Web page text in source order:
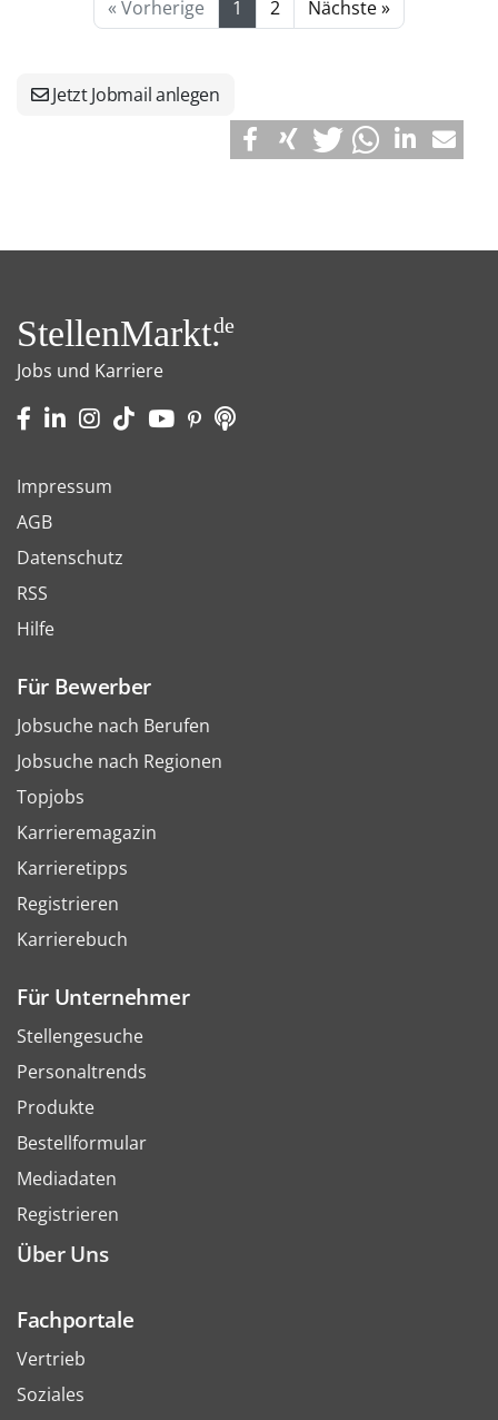
« Vorherige 1 2 Nächste »
Jetzt Jobmail anlegen
StellenMarkt.de
Jobs und Karriere
Impressum
AGB
Datenschutz
RSS
Hilfe
Für Bewerber
Jobsuche nach Berufen
Jobsuche nach Regionen
Topjobs
Karrieremagazin
Karrieretipps
Registrieren
Karrierebuch
Für Unternehmer
Stellengesuche
Personaltrends
Produkte
Bestellformular
Mediadaten
Registrieren
Über Uns
Fachportale
Vertrieb
Soziales